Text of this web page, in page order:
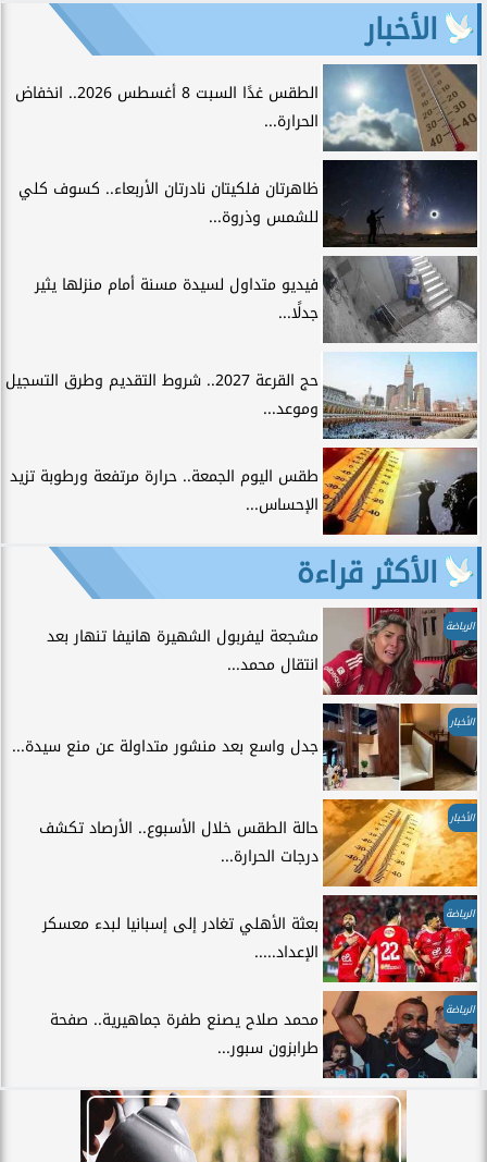
الأخبار
الطقس غدًا السبت 8 أغسطس 2026.. انخفاض
الحرارة...
ظاهرتان فلكيتان نادرتان الأربعاء.. كسوف كلي
للشمس وذروة...
فيديو متداول لسيدة مسنة أمام منزلها يثير
جدلًا...
حج القرعة 2027.. شروط التقديم وطرق التسجيل
وموعد...
طقس اليوم الجمعة.. حرارة مرتفعة ورطوبة تزيد
الإحساس...
الأكثر قراءة
الرياضة
مشجعة ليفربول الشهيرة هانيفا تنهار بعد
انتقال محمد...
الأخبار
جدل واسع بعد منشور متداولة عن منع سيدة...
الأخبار
حالة الطقس خلال الأسبوع.. الأرصاد تكشف
درجات الحرارة...
الرياضة
بعثة الأهلي تغادر إلى إسبانيا لبدء معسكر
الإعداد.....
الرياضة
محمد صلاح يصنع طفرة جماهيرية.. صفحة
طرابزون سبور...